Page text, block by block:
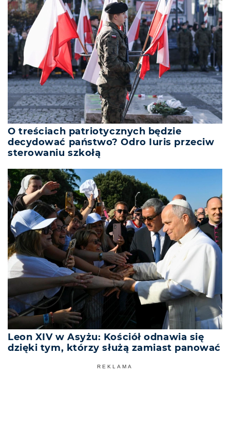
O treściach patriotycznych będzie
decydować państwo? Odro Iuris przeciw
sterowaniu szkołą
Leon XIV w Asyżu: Kościół odnawia się
dzięki tym, którzy służą zamiast panować
REKLAMA